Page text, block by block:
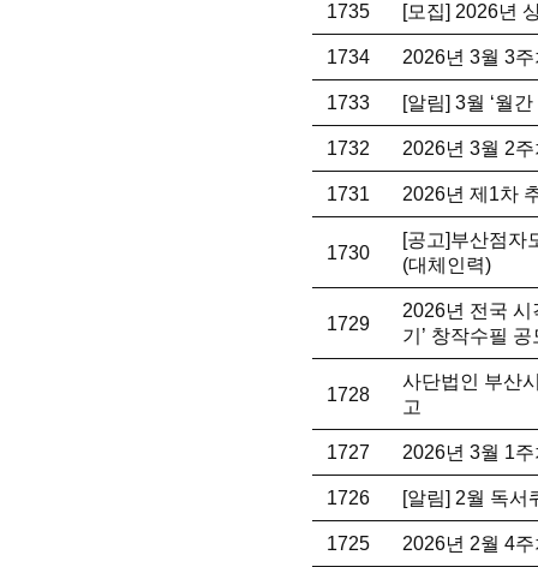
1735 [모집] 2026년
1734 2026년 3월 3
1733 [알림] 3월 ‘월
1732 2026년 3월 2
1731 2026년 제1차
1730
[공고]부산점자
(대체인력)
1729
2026년 전국 시
기’ 창작수필
1728
사단법인 부산
고
1727 2026년 3월 1
1726 [알림] 2월 독서
1725 2026년 2월 4